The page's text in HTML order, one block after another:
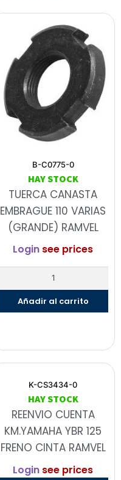
B-C0775-0
HAY STOCK
TUERCA CANASTA
EMBRAGUE 110 VARIAS
(GRANDE) RAMVEL
Login see prices
Añadir al carrito
K-CS3434-0
HAY STOCK
REENVIO CUENTA
KM.YAMAHA YBR 125
FRENO CINTA RAMVEL
Login see prices